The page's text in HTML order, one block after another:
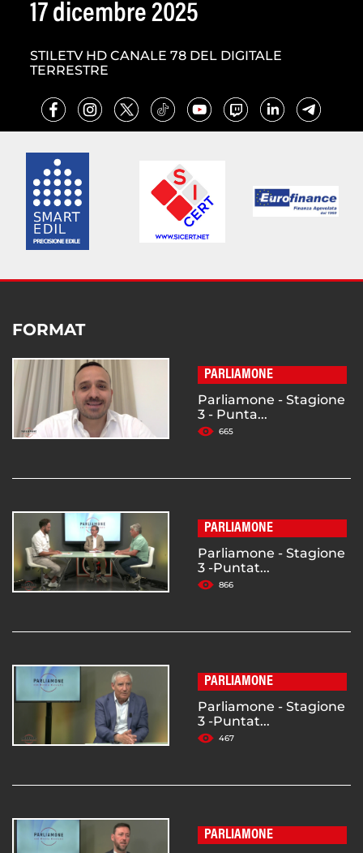
17 dicembre 2025
STILETV HD CANALE 78 DEL DIGITALE
TERRESTRE
FORMAT
PARLIAMONE
Parliamone - Stagione
3 - Punta...
665
PARLIAMONE
Parliamone - Stagione
3 -Puntat...
866
PARLIAMONE
Parliamone - Stagione
3 -Puntat...
467
PARLIAMONE